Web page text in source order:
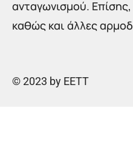
ανταγωνισμού.
καθώς και άλλες
© 2023 by EETT